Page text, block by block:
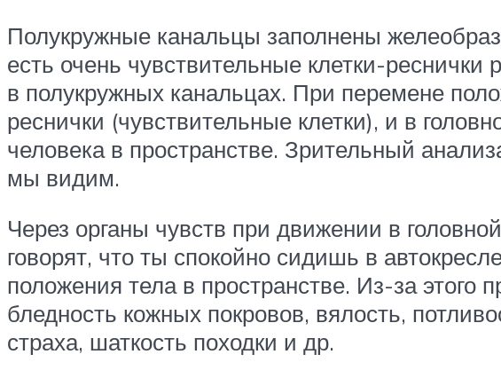
Полукружные канальцы заполнены
есть очень чувствительные клетки-
в полукружных канальцах. При перемене
реснички (чувствительные клетки), и в
человека в пространстве. Зрительный
мы видим.
Через органы чувств при движении в
говорят, что ты спокойно сидишь в
положения тела в пространстве. Из-за этого
бледность кожных покровов, вялость,
страха, шаткость походки и др.